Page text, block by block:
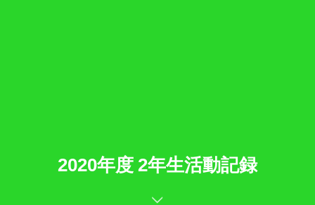
2020年度 2年生活動記録